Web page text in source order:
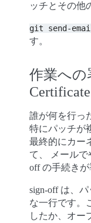
ッチとその他
git send-
す。
作業への
誰が何を行っ
特にパッチが
最終的にカー
て、 メールで
off の手続きが
sign-off は、
な一行です。
したか、オー